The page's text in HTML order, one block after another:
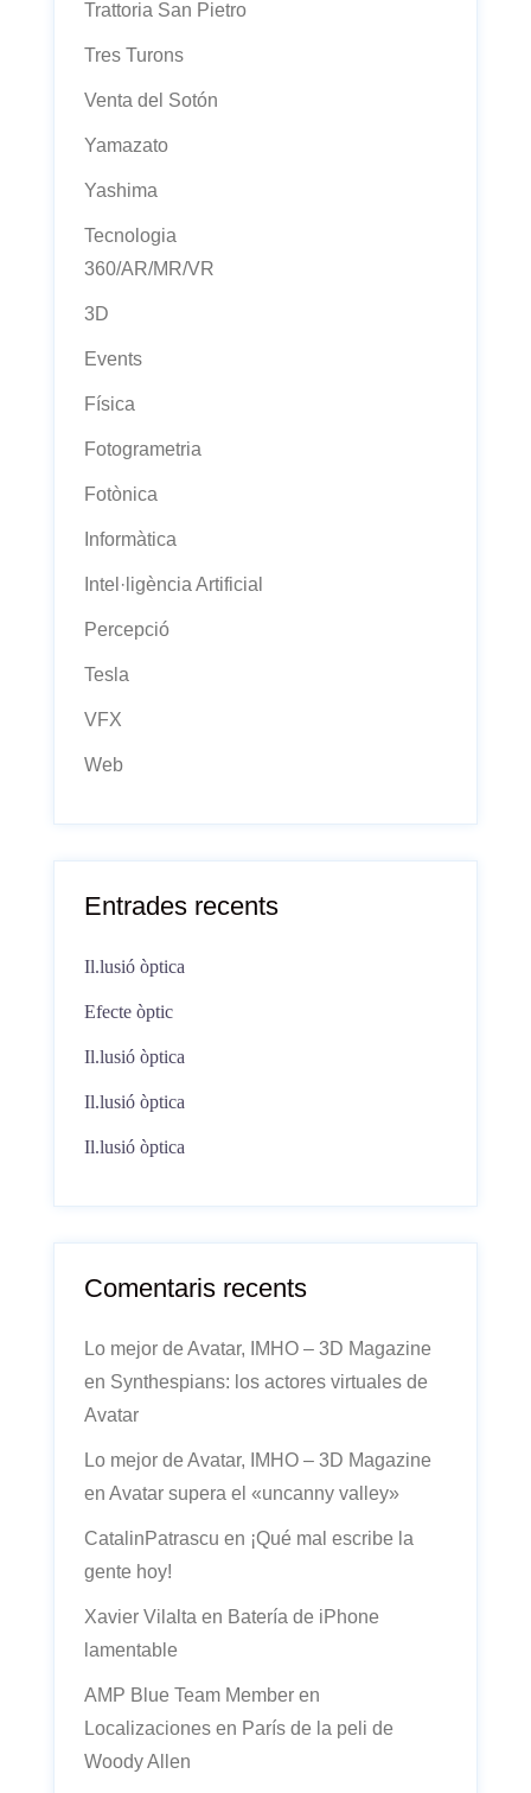
Trattoria San Pietro
Tres Turons
Venta del Sotón
Yamazato
Yashima
Tecnologia
360/AR/MR/VR
3D
Events
Física
Fotogrametria
Fotònica
Informàtica
Intel·ligència Artificial
Percepció
Tesla
VFX
Web
Entrades recents
Il.lusió òptica
Efecte òptic
Il.lusió òptica
Il.lusió òptica
Il.lusió òptica
Comentaris recents
Lo mejor de Avatar, IMHO – 3D Magazine
en Synthespians: los actores virtuales de
Avatar
Lo mejor de Avatar, IMHO – 3D Magazine
en Avatar supera el «uncanny valley»
CatalinPatrascu en ¡Qué mal escribe la
gente hoy!
Xavier Vilalta en Batería de iPhone
lamentable
AMP Blue Team Member en
Localizaciones en París de la peli de
Woody Allen